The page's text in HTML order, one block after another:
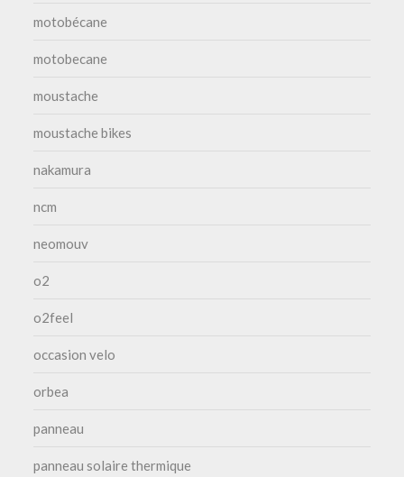
motobécane
motobecane
moustache
moustache bikes
nakamura
ncm
neomouv
o2
o2feel
occasion velo
orbea
panneau
panneau solaire thermique